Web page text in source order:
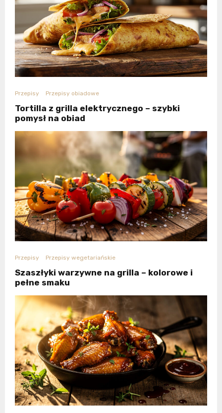
Przepisy Przepisy obiadowe
Tortilla z grilla elektrycznego – szybki
pomysł na obiad
Przepisy Przepisy wegetariańskie
Szaszłyki warzywne na grilla – kolorowe i
pełne smaku